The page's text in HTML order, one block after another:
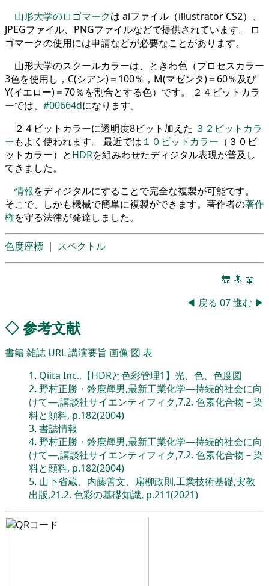
山形大学のロゴマークは aiファイル（illustrator CS2）、
JPEGファイル、PNGファイルなどで提供されています。 ロ
ゴマークの使用には申請などが必要なことがあります。
山形大学のスクールカラーは、ときわ色（プロセスカラー
3色を使用し，C(シアン)＝100％，M(マゼンタ)＝60％及び
Y(イエロー)＝70％を割合とする色）です。 ２４ビットカラ
ーでは、 #00664dになります。
２４ビットカラーに透明度8ビット加えた ３２ビットカラ
ーもよく使われます。 最近では １０ビットカラー （３０ビ
ットカラー）とHDRを組みわせたディジタル表現が普及し
てきました。
情報をディジタルにすることで完全な複製が可能です。
そこで、しかも機械で簡単に複製ができます。著作者の著作
権を守る法律が発達しました。
色度座標 ｜ スペクトル
🔚 🔝 📖
◀ 戻る 07進む ▶
◇参考文献
書籍雑誌 URL講演要旨 画像 図 表
1. Qiita Inc.,【HDRと色彩管理1】光、色、色度図
2. 野村正勝・鈴鹿輝男,最新工業化学―持続的社会に向
けて―,講談社サイエンティフィク,7.2. 色素化合物－染
料と顔料, p.182(2004)
3. 書誌情報
4. 野村正勝・鈴鹿輝男,最新工業化学―持続的社会に向
けて―,講談社サイエンティフィク,7.2. 色素化合物－染
料と顔料, p.182(2004)
5. 山下省蔵、内藤善文、扇柳政則,工業技術基礎,実教
出版,21.2. 色彩の基礎知識, p.211(2021)